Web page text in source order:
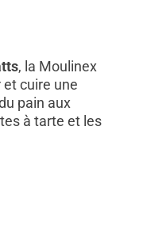
, la Moulinex
cuire une
pain aux
à tarte et les